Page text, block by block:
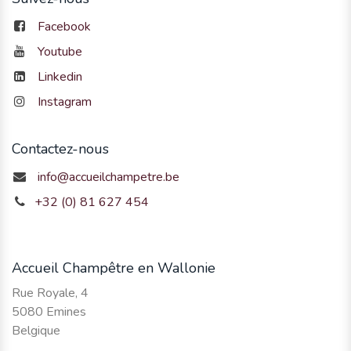
Facebook
Youtube
Linkedin
Instagram
Contactez-nous
info@accueilchampetre.be
+32 (0) 81 627 454
Accueil Champêtre en Wallonie
Rue Royale, 4
5080 Emines
Belgique